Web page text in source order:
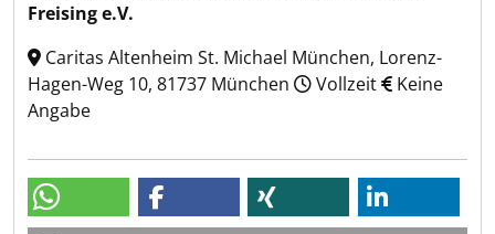
Freising e.V.
Caritas Altenheim St. Michael München, Lorenz-
Hagen-Weg 10, 81737 München
Vollzeit
Keine
Angabe